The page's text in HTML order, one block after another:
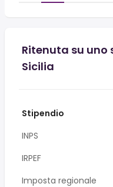
Ritenuta su uno
Sicilia
Stipendio
INPS
IRPEF
Imposta regionale